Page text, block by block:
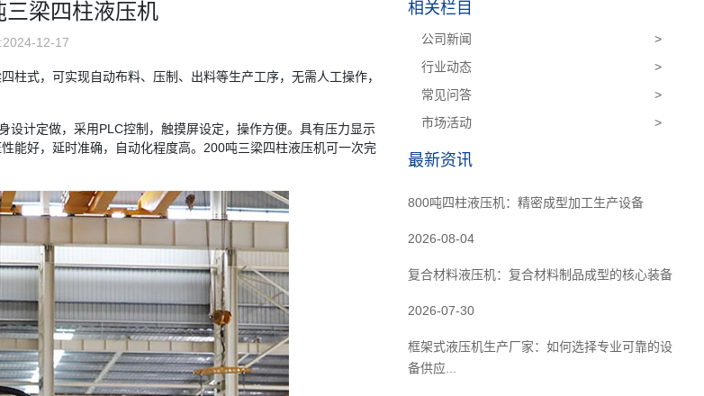
三梁四柱液压机
12-17
柱式，可实现自动布料、压制、出料等生产工序，无需人工操作，
设计定做，采用PLC控制，触摸屏设定，操作方便。具有压力显示
能好，延时准确，自动化程度高。200吨三梁四柱液压机可一次完
相关栏目
公司新闻
>
行业动态
>
常见问答
>
市场活动
>
最新资讯
800吨四柱液压机：精密成型加工生产设备
2026-08-04
复合材料液压机：复合材料制品成型的核心装备
2026-07-30
框架式液压机生产厂家：如何选择专业可靠的设
备供应...